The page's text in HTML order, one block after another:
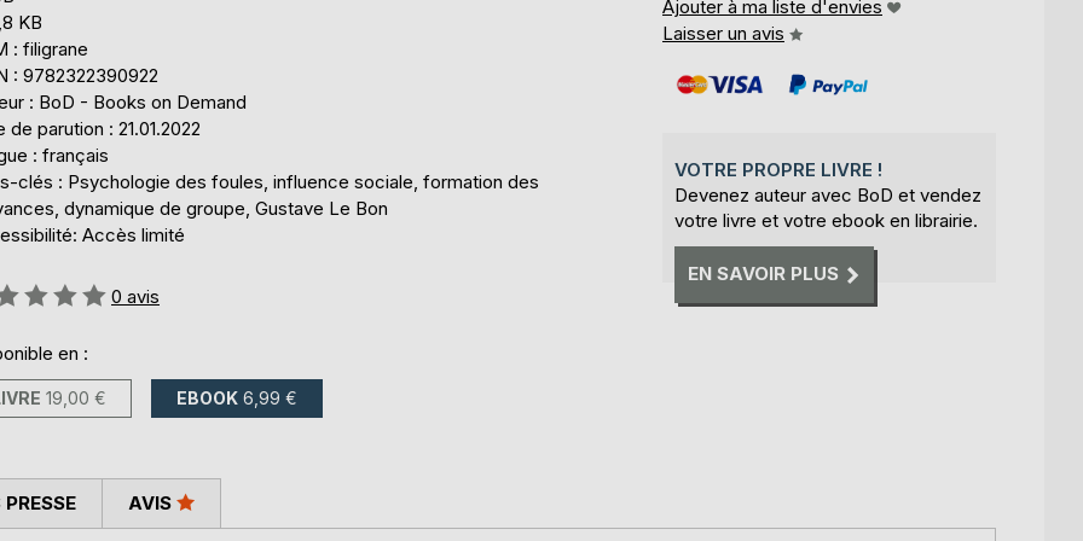
KB
: filigrane
: 9782322390922
: BoD - Books on Demand
de parution : 21.01.2022
: français
clés : Psychologie des foules, influence sociale, formation des
dynamique de groupe, Gustave Le Bon
Accès limité
0 avis
en :
19,00 € EBOOK 6,99 €
Ajouter à ma liste d'envies
Laisser un avis
VOTRE PROPRE LIVRE !
Devenez auteur avec BoD et vendez
votre livre et votre ebook en librairie.
EN SAVOIR PLUS
AVIS